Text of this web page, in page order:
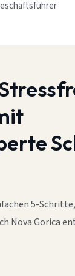
5-
Nova Gorica